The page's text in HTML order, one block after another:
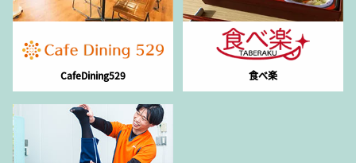
CafeDining529 食べ楽